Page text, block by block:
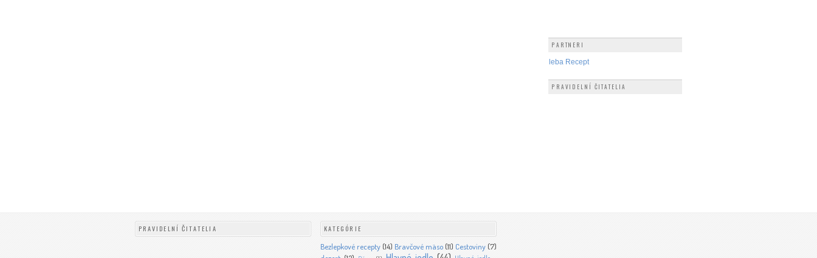
PARTNERI
Chleba Recept
PRAVIDELNÍ ČITATELIA
PRAVIDELNÍ ČITATELIA KATEGÓRIE
Bezlepkové recepty(14) Bravčové mäso(11) Cestoviny(7)